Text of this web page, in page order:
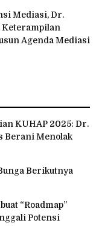
Mediasi, Dr.
Keterampilan
Agenda Mediasi
KUHAP 2025: Dr.
Berani Menolak
Berikutnya
“Roadmap”
Potensi